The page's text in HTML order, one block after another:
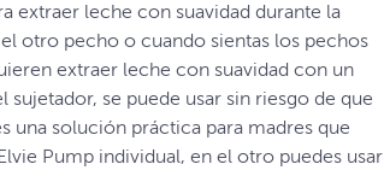
extraer leche con suavidad durante la
otro pecho o cuando sientas los pechos
extraer leche con suavidad con un
se puede usar sin riesgo de que
una solución práctica para madres que
Pump individual, en el otro puedes usar